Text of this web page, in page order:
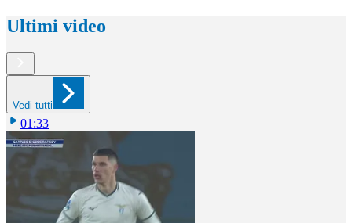
Ultimi video
Vedi tutti
01:33